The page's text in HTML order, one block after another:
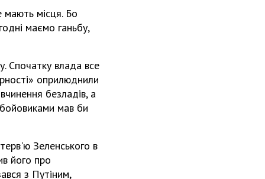
мають місця. Бо
маємо ганьбу,
Спочатку влада все
оприлюднили
безладів, а
мав би
Зеленського в
його про
з Путіним,